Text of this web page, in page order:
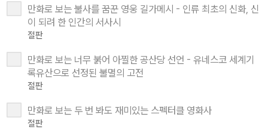
만화로 보는 불사를 꿈꾼 영웅 길가메시 - 인류 최초의 신화, 신
이 되려 한 인간의 서사시
절판
만화로 보는 너무 붉어 아찔한 공산당 선언 - 유네스코 세계기
록유산으로 선정된 불멸의 고전
절판
만화로 보는 두 번 봐도 재미있는 스펙터클 영화사
절판